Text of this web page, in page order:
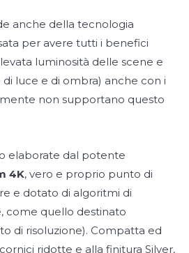
anche della tecnologia
per avere tutti i benefici
luminosità delle scene e
luce e di ombra) anche con i
non supportano questo
elaborate dal potente
4K, vero e proprio punto di
e dotato di algoritmi di
come quello destinato
di risoluzione). Compatta ed
ridotte e alla finitura Silver,